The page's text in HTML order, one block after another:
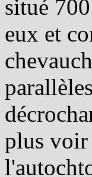
situé
eux et
plus voir